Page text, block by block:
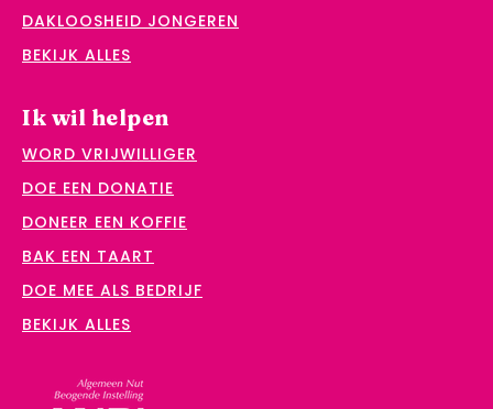
DAKLOOSHEID JONGEREN
BEKIJK ALLES
Ik wil helpen
WORD VRIJWILLIGER
DOE EEN DONATIE
DONEER EEN KOFFIE
BAK EEN TAART
DOE MEE ALS BEDRIJF
BEKIJK ALLES